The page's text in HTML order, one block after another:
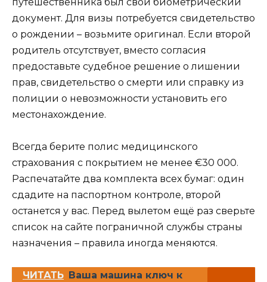
документ. Для визы потребуется свидетельство
о рождении – возьмите оригинал. Если второй
родитель отсутствует, вместо согласия
предоставьте судебное решение о лишении
прав, свидетельство о смерти или справку из
полиции о невозможности установить его
местонахождение.
Всегда берите полис медицинского
страхования с покрытием не менее €30 000.
Распечатайте два комплекта всех бумаг: один
сдадите на паспортном контроле, второй
останется у вас. Перед вылетом ещё раз сверьте
список на сайте пограничной службы страны
назначения – правила иногда меняются.
ЧИТАТЬ Ваша машина ключ к